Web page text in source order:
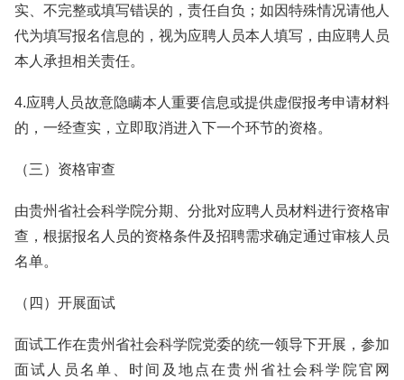
实、不完整或填写错误的，责任自负；如因特殊情况请他人
代为填写报名信息的，视为应聘人员本人填写，由应聘人员
本人承担相关责任。
4.应聘人员故意隐瞒本人重要信息或提供虚假报考申请材料
的，一经查实，立即取消进入下一个环节的资格。
（三）资格审查
由贵州省社会科学院分期、分批对应聘人员材料进行资格审
查，根据报名人员的资格条件及招聘需求确定通过审核人员
名单。
（四）开展面试
面试工作在贵州省社会科学院党委的统一领导下开展，参加
面试人员名单、时间及地点在贵州省社会科学院官网